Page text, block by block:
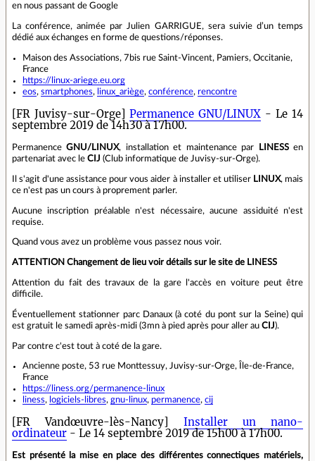
en nous passant de Google
La conférence, animée par Julien GARRIGUE, sera suivie d’un temps
dédié aux échanges en forme de questions/réponses.
Maison des Associations, 7bis rue Saint-Vincent, Pamiers, Occitanie,
France
https://linux-ariege.eu.org
eos, smartphones, linux_ariège, conférence, rencontre
[FR Juvisy-sur-Orge] Permanence GNU/LINUX - Le 14
septembre 2019 de 14h30 à 17h00.
PermanenceGNU/LINUX, installation et maintenance par LINESSen
partenariat avec le CIJ (Club informatique de Juvisy-sur-Orge).
Il s'agit d'une assistance pour vous aider à installer et utiliser LINUX, mais
ce n'est pas un cours à proprement parler.
Aucune inscription préalable n'est nécessaire, aucune assiduité n'est
requise.
Quand vous avez un problème vous passez nous voir.
ATTENTION Changement de lieu voir détails sur le site de LINESS
Attention du fait des travaux de la gare l'accès en voiture peut être
difficile.
Éventuellement stationner parc Danaux (à coté du pont sur la Seine) qui
est gratuit le samedi après-midi (3mn à pied après pour aller au CIJ).
Par contre c'est tout à coté de la gare.
Ancienne poste, 53 rue Monttessuy, Juvisy-sur-Orge, Île-de-France,
France
https://liness.org/permanence-linux
liness, logiciels-libres, gnu-linux, permanence, cij
[FR Vandœuvre-lès-Nancy] Installer un nano-
ordinateur - Le 14 septembre 2019 de 15h00 à 17h00.
Est présenté la mise en place des différentes connectiques matériels,